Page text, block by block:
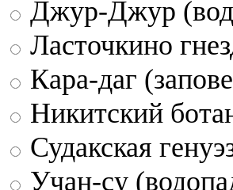
Джур-Джур
Ласточкино
Кара-даг
Никитский
Судакская
Учан-су